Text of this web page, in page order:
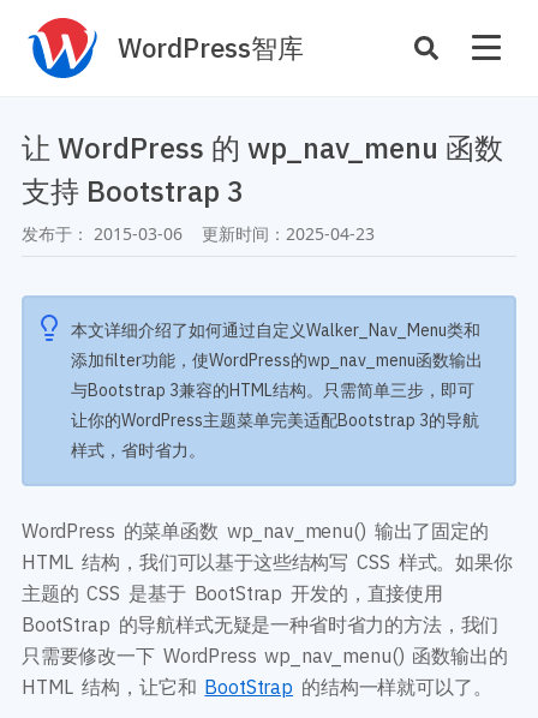
WordPress智库
主机托管 性能优化
SEO与全站运营
案例
主题案例
插件案例
商店
插件商店
资源
主题推荐
插件推荐
开发手册
插件开发手册
开发教程
主题开发分享
后台开发定制
前端开发技巧
开发文档手册
网站管理运营
技术专题
安全增强
性能优化
WordPress数据库
WooCommerce开发
让 WordPress 的 wp_nav_menu 函数
支持 Bootstrap 3
发布于： 2015-03-06 更新时间： 2025-04-23
本文详细介绍了如何通过自定义Walker_Nav_Menu类和
添加filter功能，使WordPress的wp_nav_menu函数输出
与Bootstrap 3兼容的HTML结构。只需简单三步，即可
让你的WordPress主题菜单完美适配Bootstrap 3的导航
样式，省时省力。
WordPress 的菜单函数 wp_nav_menu() 输出了固定的
HTML 结构，我们可以基于这些结构写 CSS 样式。如果你
主题的 CSS 是基于 BootStrap 开发的，直接使用
BootStrap 的导航样式无疑是一种省时省力的方法，我们
只需要修改一下 WordPress wp_nav_menu() 函数输出的
HTML 结构，让它和 BootStrap 的结构一样就可以了。